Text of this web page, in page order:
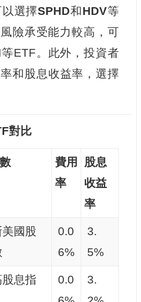
選擇SPHD和HDV等
險承受能力較高，可
等ETF。此外，投資者
和股息收益率，選擇
對比
費用
率
股息
收益
率
國股
0.0
6%
3.
5%
息指
0.0
3.